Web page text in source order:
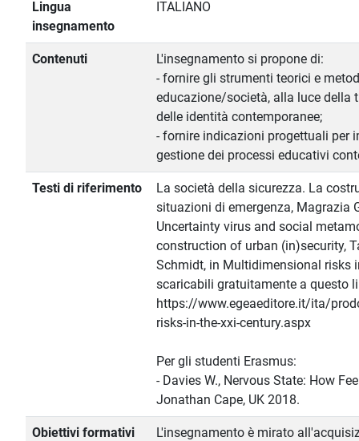
Lingua
insegnamento
ITALIANO
Contenuti
L'insegnamento si propone di:
- fornire gli strumenti teorici e
educazione/società, alla luce della
delle identità contemporanee;
- fornire indicazioni progettuali per
gestione dei processi educativi
Testi di riferimento
La società della sicurezza. La
situazioni di emergenza, Magrazia
Uncertainty virus and social
construction of urban (in)security,
Schmidt, in Multidimensional risks
scaricabili gratuitamente a questo
https://www.egeaeditore.it/ita/
risks-in-the-xxi-century.aspx
Per gli studenti Erasmus:
- Davies W., Nervous State: How
Jonathan Cape, UK 2018.
Obiettivi formativi L'insegnamento è mirato